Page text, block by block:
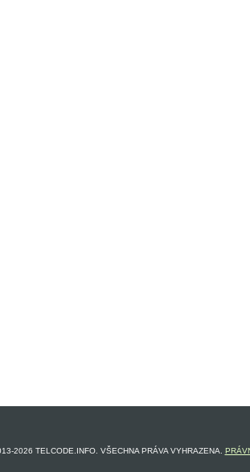
2026 TELCODE.INFO. VŠECHNA PRÁVA VYHRAZENA.